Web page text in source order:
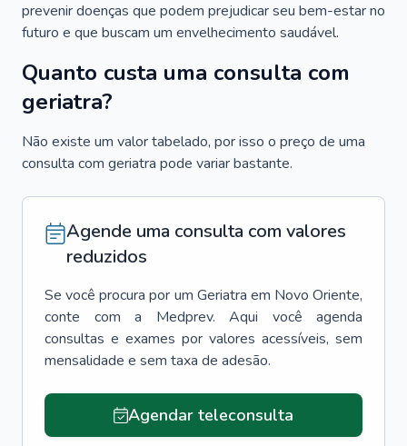
prevenir doenças que podem prejudicar seu bem-estar no
futuro e que buscam um envelhecimento saudável.
Quanto custa uma consulta com
geriatra?
Não existe um valor tabelado, por isso o preço de uma
consulta com geriatra pode variar bastante.
Agende uma consulta com valores
reduzidos
Se você procura por um Geriatra em Novo Oriente,
conte com a Medprev. Aqui você agenda
consultas e exames por valores acessíveis, sem
mensalidade e sem taxa de adesão.
Agendar teleconsulta